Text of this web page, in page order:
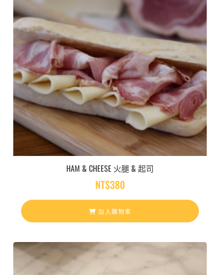
HAM & CHEESE 火腿 & 起司
NT$380
加入購物車